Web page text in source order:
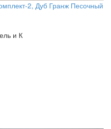
2, Дуб Гранж Песочный
и К